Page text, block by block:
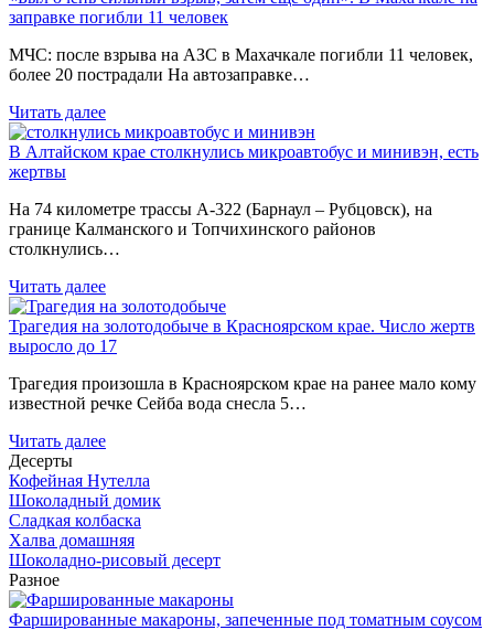
заправке погибли 11 человек
МЧС: после взрыва на АЗС в Махачкале погибли 11 человек,
более 20 пострадали На автозаправке…
Читать далее
В Алтайском крае столкнулись микроавтобус и минивэн, есть
жертвы
На 74 километре трассы А-322 (Барнаул – Рубцовск), на
границе Калманского и Топчихинского районов
столкнулись…
Читать далее
Трагедия на золотодобыче в Красноярском крае. Число жертв
выросло до 17
Трагедия произошла в Красноярском крае на ранее мало кому
известной речке Сейба вода снесла 5…
Читать далее
Десерты
Кофейная Нутелла
Шоколадный домик
Сладкая колбаска
Халва домашняя
Шоколадно-рисовый десерт
Разное
Фаршированные макароны, запеченные под томатным соусом